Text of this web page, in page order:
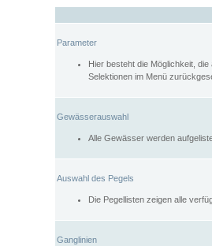
Parameter
Hier besteht die Möglichkeit,
Selektionen im Menü
Gewässerauswahl
Alle Gewässer werden
Auswahl des Pegels
Die Pegellisten zeigen alle
Ganglinien